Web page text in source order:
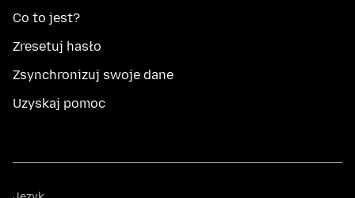
Co to jest?
Zresetuj hasło
Zsynchronizuj swoje dane
Uzyskaj pomoc